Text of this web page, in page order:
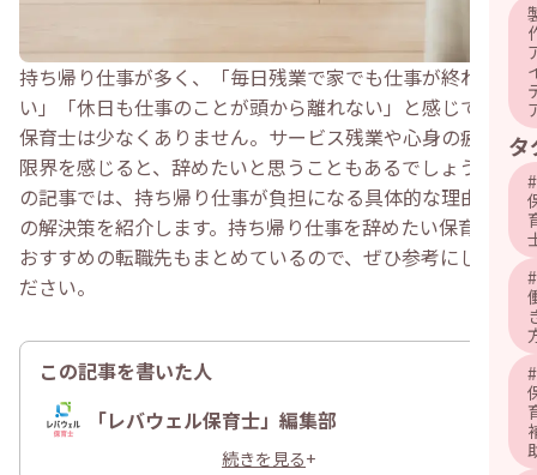
タ
#
#
#
持ち帰り仕事が多く、「毎日残業で家でも仕事が終わらな
い」「休日も仕事のことが頭から離れない」と感じている
保育士は少なくありません。サービス残業や心身の疲労で
限界を感じると、辞めたいと思うこともあるでしょう。こ
の記事では、持ち帰り仕事が負担になる具体的な理由やそ
の解決策を紹介します。持ち帰り仕事を辞めたい保育士に
おすすめの転職先もまとめているので、ぜひ参考にしてく
ださい。
この記事を書いた人
「レバウェル保育士」編集部
続きを見る+